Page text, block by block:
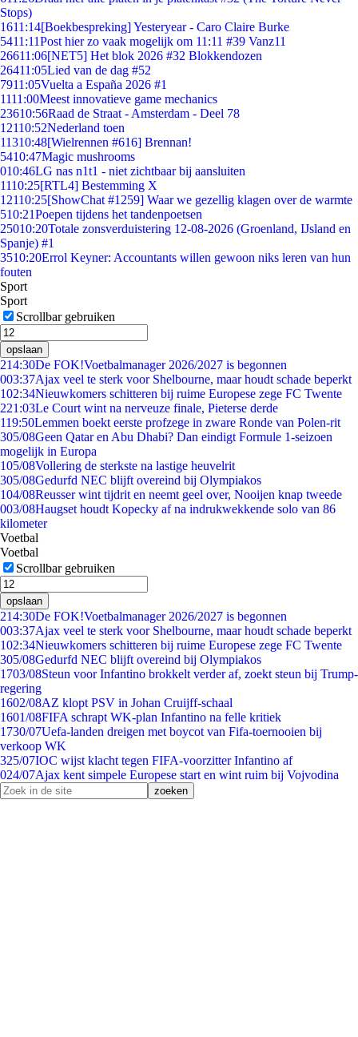
Stops)
1611:14[Boekbespreking] Yesteryear - Caro Claire Burke
5411:11Post hier zo vaak mogelijk om 11:11 #39 Vanz11
26611:06[NET5] Het blok 2026 #32 Blokkendozen
26411:05Lied van de dag #52
7911:05Vuelta a España 2026 #1
1111:00Meest innovatieve game mechanics
23610:56Raad de Straat - Amsterdam - Deel 78
12110:52Nederland toen
11310:48[Wielrennen #616] Brennan!
5410:47Magic mushrooms
010:46LG nas n1t1 - niet zichtbaar bij aansluiten
1110:25[RTL4] Bestemming X
12110:25[ShowChat #1259] Waar we gezellig klagen over de warmte
510:21Poepen tijdens het tandenpoetsen
25010:20Totale zonsverduistering 12-08-2026 (Groenland, IJsland en
Spanje) #1
3510:20Errol Keyner: Accountants willen gewoon niks leren van hun
fouten
Sport
Sport
Scrollbar gebruiken
opslaan
214:30De FOK!Voetbalmanager 2026/2027 is begonnen
003:37Ajax veel te sterk voor Shelbourne, maar houdt schade beperkt
102:34Nieuwkomers schitteren bij ruime Europese zege FC Twente
221:03Le Court wint na nerveuze finale, Pieterse derde
119:50Lemmen boekt eerste profzege in zware Ronde van Polen-rit
305/08Geen Qatar en Abu Dhabi? Dan eindigt Formule 1-seizoen
mogelijk in Europa
105/08Vollering de sterkste na lastige heuvelrit
305/08Gedurfd NEC blijft overeind bij Olympiakos
104/08Reusser wint tijdrit en neemt geel over, Nooijen knap tweede
003/08Haugset houdt Kopecky af na indrukwekkende solo van 86
kilometer
Voetbal
Voetbal
Scrollbar gebruiken
opslaan
214:30De FOK!Voetbalmanager 2026/2027 is begonnen
003:37Ajax veel te sterk voor Shelbourne, maar houdt schade beperkt
102:34Nieuwkomers schitteren bij ruime Europese zege FC Twente
305/08Gedurfd NEC blijft overeind bij Olympiakos
1703/08Steun voor Infantino brokkelt verder af, zoekt steun bij Trump-
regering
1602/08AZ klopt PSV in Johan Cruijff-schaal
1601/08FIFA schrapt WK-plan Infantino na felle kritiek
1730/07Uefa-landen dreigen met boycot van Fifa-toernooien bij
verkoop WK
325/07IOC wijst klacht tegen FIFA-voorzitter Infantino af
024/07Ajax kent simpele Europese start en wint ruim bij Vojvodina